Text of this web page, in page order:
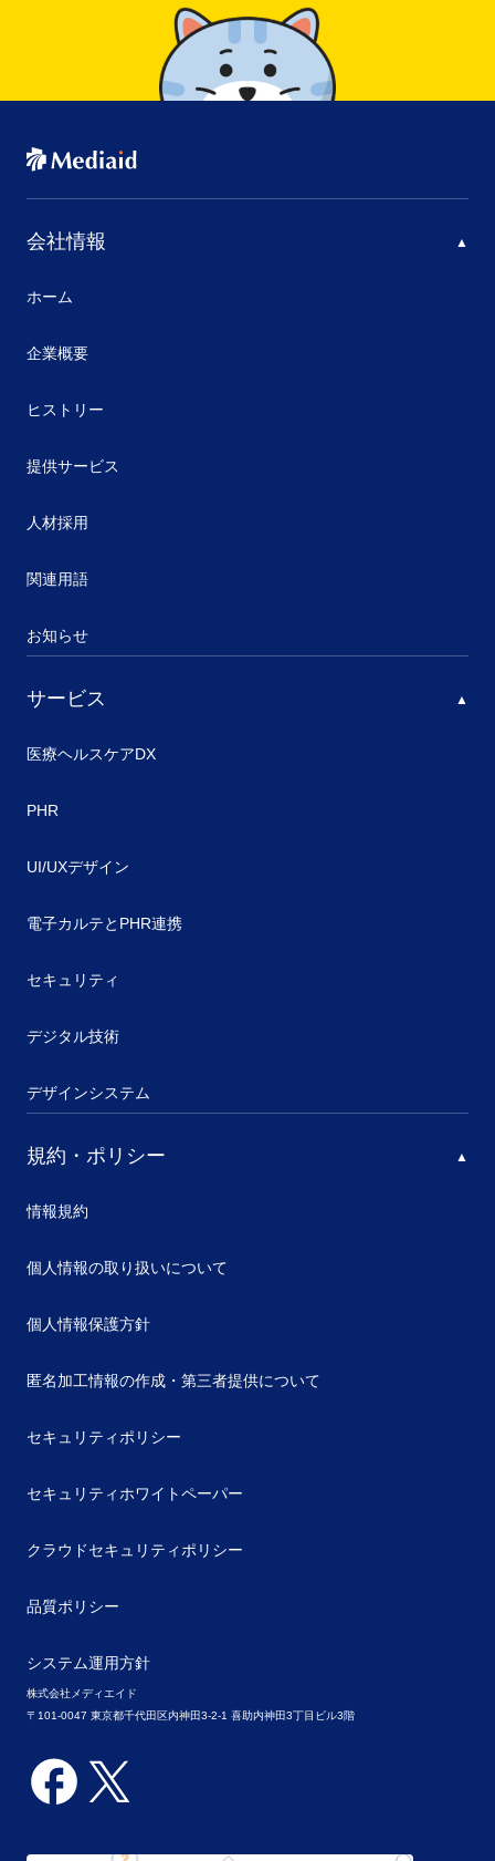
株式会社メディエイド
〒101-0047 東京都千代田区内神田3-2-1 喜助内神田3丁目ビル3階
会社情報
ホーム
企業概要
ヒストリー
提供サービス
人材採用
関連用語
お知らせ
サービス
医療ヘルスケアDX
PHR
UI/UXデザイン
電子カルテとPHR連携
セキュリティ
デジタル技術
デザインシステム
規約・ポリシー
情報規約
個人情報の取り扱いについて
個人情報保護方針
匿名加工情報の作成・第三者提供について
セキュリティポリシー
セキュリティホワイトペーパー
クラウドセキュリティポリシー
品質ポリシー
システム運用方針